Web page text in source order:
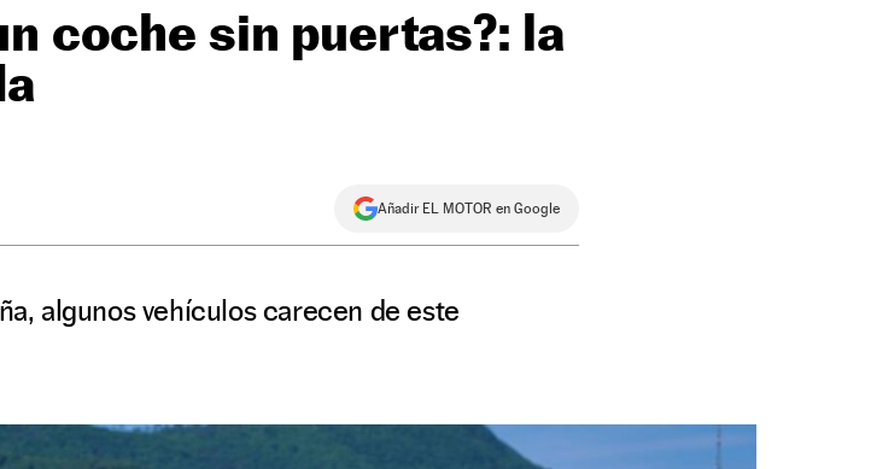
coche sin puertas?: la
Añadir EL MOTOR en Google
algunos vehículos carecen de este